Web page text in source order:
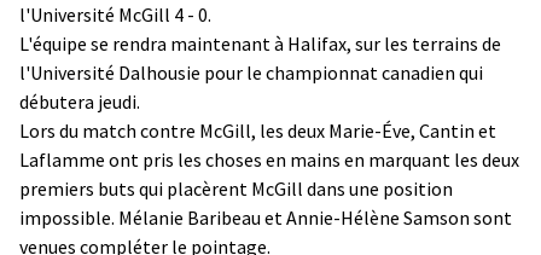
l'Université McGill 4 - 0.
L'équipe se rendra maintenant à Halifax, sur les terrains de
l'Université Dalhousie pour le championnat canadien qui
débutera jeudi.
Lors du match contre McGill, les deux Marie-Éve, Cantin et
Laflamme ont pris les choses en mains en marquant les deux
premiers buts qui placèrent McGill dans une position
impossible. Mélanie Baribeau et Annie-Hélène Samson sont
venues compléter le pointage.